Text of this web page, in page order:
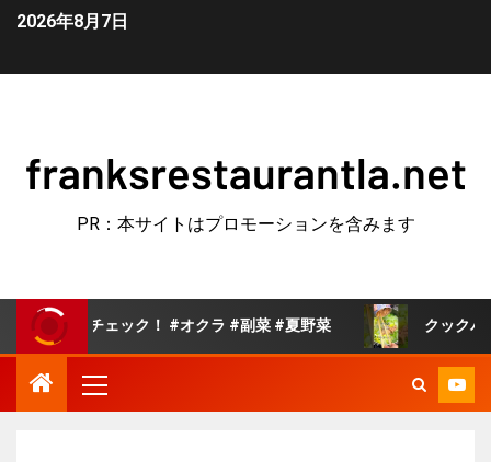
2026年8月7日
franksrestaurantla.net
PR：本サイトはプロモーションを含みます
ェック！ #オクラ #副菜 #夏野菜 クックパッドで人気